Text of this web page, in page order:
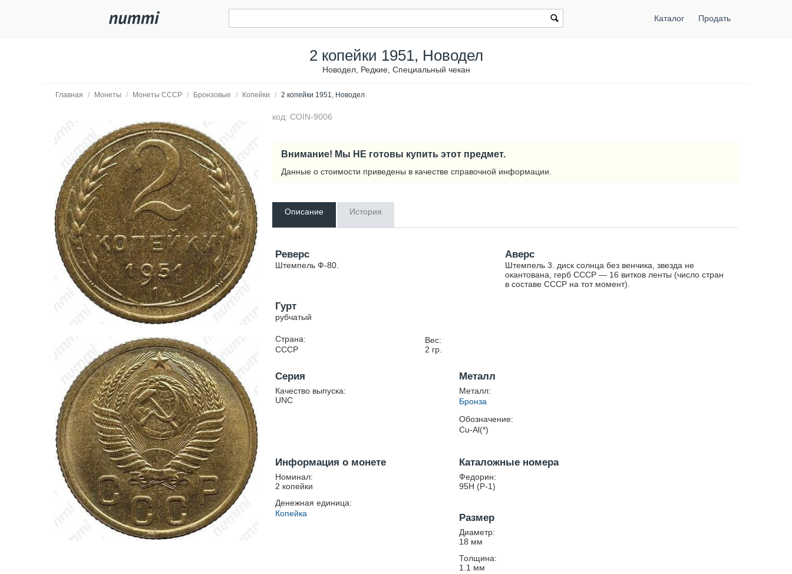
Каталог Продать
2 копейки 1951, Новодел
Новодел, Редкие, Специальный чекан
Главная / Монеты / Монеты СССР / Бронзовые / Копейки / 2 копейки 1951, Новодел
код: COIN-9006
Внимание! Мы НЕ готовы купить этот предмет.
Данные о стоимости приведены в качестве справочной информации.
Описание История
Реверс
Штемпель Ф-80.
Аверс
Штемпель 3. диск солнца без венчика, звезда не
окантована, герб СССР — 16 витков ленты (число стран
в составе СССР на тот момент).
Гурт
рубчатый
Страна:
СССР
Вес:
2 гр.
Серия
Качество выпуска:
UNC
Металл
Металл:
Бронза
Обозначение:
Cu-Al(*)
Информация о монете
Номинал:
2 копейки
Денежная единица:
Копейка
Каталожные номера
Федорин:
95Н (Р-1)
Размер
Диаметр:
18 мм
Толщина:
1.1 мм